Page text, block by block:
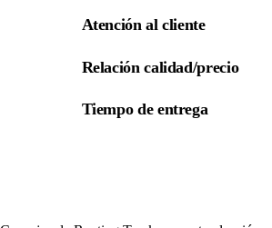
Atención al cliente
Relación calidad/precio
Tiempo de entrega